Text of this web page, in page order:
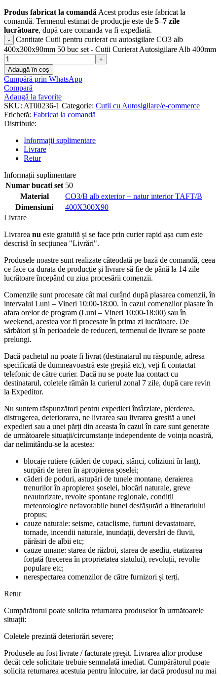
Produs fabricat la comandă Acest produs este fabricat la
comandă. Termenul estimat de producție este de 5–7 zile
lucrătoare, după care comanda va fi expediată.
Cantitate Cutii pentru curierat cu autosigilare CO3 alb
400x300x90mm 50 buc set - Cutii Curierat Autosigilare Alb 400mm
Adaugă în coș
Cumpără prin WhatsApp
Compară
Adaugă la favorite
SKU: AT00236-1 Categorie: Cutii cu Autosigilare/e-commerce
Etichetă: Fabricat la comandă
Distribuie:
Informații suplimentare
Livrare
Retur
Informații suplimentare
Numar bucati set 50
Material
CO3/B alb exterior + natur interior TAFT/B
Dimensiuni
400X300X90
Livrare
Livrarea nu este gratuită și se face prin curier rapid așa cum este
descrisă în secțiunea "Livrări".
Produsele noastre sunt realizate câteodată pe bază de comandă, ceea
ce face ca durata de producție și livrare să fie de până la 14 zile
lucrătoare începând cu ziua procesării comenzii.
Comenzile sunt procesate cât mai curând după plasarea comenzii, în
intervalul Luni – Vineri 10:00-18:00. În cazul comenzilor plasate în
afara orelor de program (Luni – Vineri 10:00-18:00) sau în
weekend, acestea vor fi procesate în prima zi lucrătoare. De
sărbători și în perioadele de reduceri, termenul de livrare se poate
prelungi.
Dacă pachetul nu poate fi livrat (destinatarul nu răspunde, adresa
specificată de dumneavoastră este greșită etc), veți fi contactat
telefonic de către curier. Dacă nu se poate lua contact cu
destinatarul, coletele rămân la curierul zonal 7 zile, după care revin
la Expeditor.
Nu suntem răspunzători pentru expedieri întârziate, pierderea,
distrugerea, deteriorarea, ne livrarea sau livrarea greșită a unei
expedieri sau a unei părți din aceasta în cazul în care sunt generate
de următoarele situații/circumstanțe independente de voința noastră,
dar nelimitându-se la acestea:
blocaje rutiere (căderi de copaci, stânci, coliziuni în lanț),
surpări de teren în apropierea șoselei;
căderi de poduri, astupări de tunele montane, deraierea
trenurilor în apropierea șoselei, blocări naturale, greve
neautorizate, revolte spontane regionale, condiții
meteorologice nefavorabile bunei desfășurări a itinerariului
propus;
cauze naturale: seisme, cataclisme, furtuni devastatoare,
tornade, incendii naturale, inundații, deversări de fluvii,
părăsiri de albii etc;
cauze umane: starea de război, starea de asediu, etatizarea
forțată (trecerea în proprietatea statului), revoluții, revolte
populare etc;
nerespectarea comenzilor de către furnizori și terți.
Retur
Cumpărătorul poate solicita returnarea produselor în următoarele
situații:
Coletele prezintă deteriorări severe;
Produsele au fost livrate / facturate greșit. Livrarea altor produse
decât cele solicitate trebuie semnalată imediat. Cumpărătorul poate
solicita returnarea acestuia pentru înlocuire, iar dacă produsul nu mai